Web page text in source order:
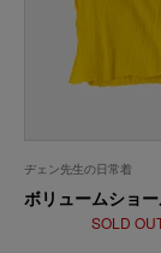
ヂェン先生の日常着
ボリュームショ
SOLD